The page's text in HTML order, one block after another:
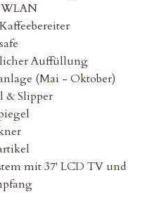
WLAN
Auffüllung
(Mai - Oktober)
& Slipper
mit 37' LCD TV und